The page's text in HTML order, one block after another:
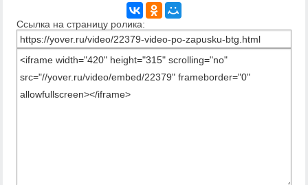
Ссылка на страницу ролика: